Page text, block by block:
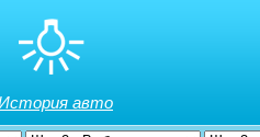
авто